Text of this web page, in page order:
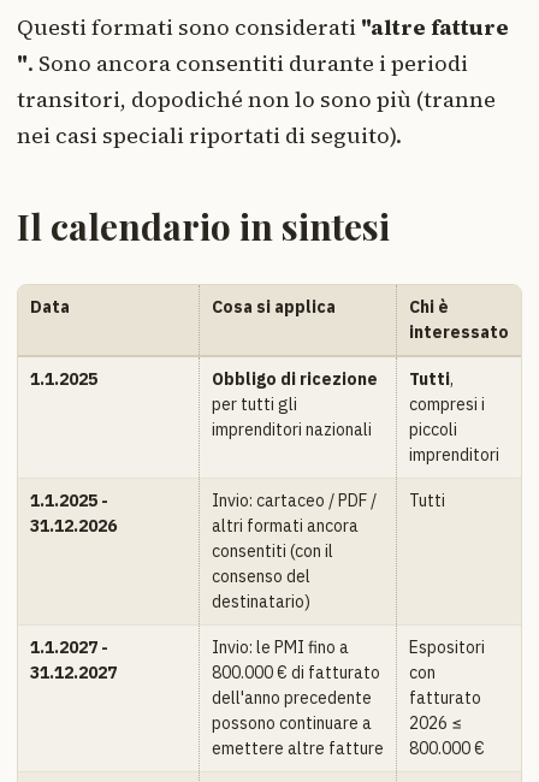
Questi formati sono considerati "altre fatture
". Sono ancora consentiti durante i periodi
transitori, dopodiché non lo sono più (tranne
nei casi speciali riportati di seguito).
Il calendario in sintesi
Data Cosa si applica
Chi è
interessato
1.1.2025
Obbligo di ricezione
per tutti gli
imprenditori nazionali
Tutti,
compresi i
piccoli
imprenditori
1.1.2025 -
31.12.2026
Invio: cartaceo / PDF /
altri formati ancora
consentiti (con il
consenso del
destinatario)
Tutti
1.1.2027 -
31.12.2027
Invio: le PMI fino a
800.000 € di fatturato
dell'anno precedente
possono continuare a
emettere altre fatture
Espositori
con
fatturato
2026 ≤
800.000 €